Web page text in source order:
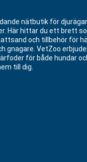
nätbutik för
Här hittar du ett brett
och tillbehör för
gnagare. VetZoo
för både hundar
till dig.